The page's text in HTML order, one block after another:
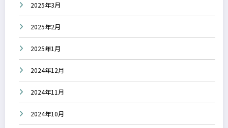
2025年3月
2025年2月
2025年1月
2024年12月
2024年11月
2024年10月